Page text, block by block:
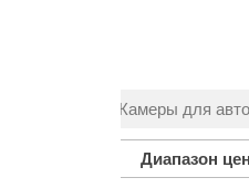
Камеры для
Диапазон